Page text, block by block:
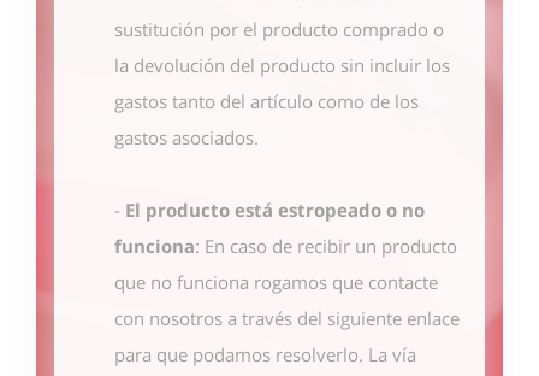
sustitución por el producto comprado o
la devolución del producto sin incluir los
gastos tanto del artículo como de los
gastos asociados.
- El producto está estropeado o no
funciona: En caso de recibir un producto
que no funciona rogamos que contacte
con nosotros a través del siguiente enlace
para que podamos resolverlo. La vía